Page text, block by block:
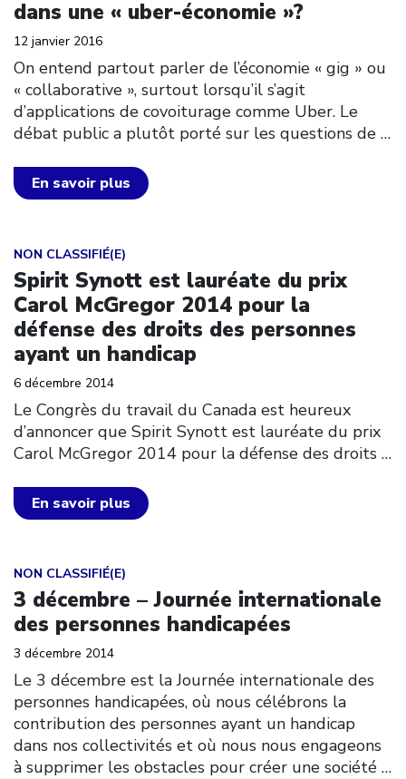
dans une « uber-économie »?
12 janvier 2016
On entend partout parler de l’économie « gig » ou
« collaborative », surtout lorsqu’il s’agit
d’applications de covoiturage comme Uber. Le
débat public a plutôt porté sur les questions de …
En savoir plus
NON CLASSIFIÉ(E)
Spirit Synott est lauréate du prix
Carol McGregor 2014 pour la
défense des droits des personnes
ayant un handicap
6 décembre 2014
Le Congrès du travail du Canada est heureux
d’annoncer que Spirit Synott est lauréate du prix
Carol McGregor 2014 pour la défense des droits …
En savoir plus
Click to open the link
NON CLASSIFIÉ(E)
3 décembre – Journée internationale
des personnes handicapées
3 décembre 2014
Le 3 décembre est la Journée internationale des
personnes handicapées, où nous célébrons la
contribution des personnes ayant un handicap
dans nos collectivités et où nous nous engageons
à supprimer les obstacles pour créer une société …
Click to open the link